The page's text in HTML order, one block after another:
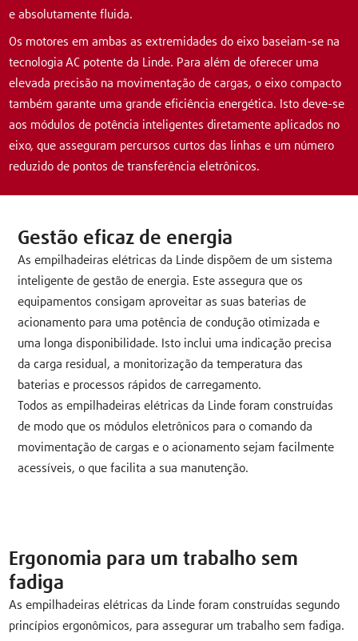
e absolutamente fluida.
Os motores em ambas as extremidades do eixo baseiam-se na
tecnologia AC potente da Linde. Para além de oferecer uma
elevada precisão na movimentação de cargas, o eixo compacto
também garante uma grande eficiência energética. Isto deve-se
aos módulos de potência inteligentes diretamente aplicados no
eixo, que asseguram percursos curtos das linhas e um número
reduzido de pontos de transferência eletrônicos.
Gestão eficaz de energia
As empilhadeiras elétricas da Linde dispõem de um sistema
inteligente de gestão de energia. Este assegura que os
equipamentos consigam aproveitar as suas baterias de
acionamento para uma potência de condução otimizada e
uma longa disponibilidade. Isto inclui uma indicação precisa
da carga residual, a monitorização da temperatura das
baterias e processos rápidos de carregamento.
Todos as empilhadeiras elétricas da Linde foram construídas
de modo que os módulos eletrônicos para o comando da
movimentação de cargas e o acionamento sejam facilmente
acessíveis, o que facilita a sua manutenção.
Ergonomia para um trabalho sem
fadiga
As empilhadeiras elétricas da Linde foram construídas segundo
princípios ergonômicos, para assegurar um trabalho sem fadiga.